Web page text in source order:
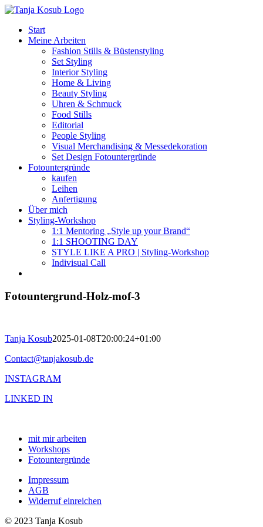
Zum
springenStart
Meine Arbeiten
Fashion Stills & Büstenstyling
Set Styling
Interior Styling
Home & Living
Beauty Styling
Uhren & Schmuck
Food Stills
Editorial
People Styling
Visual Merchandising & Messedekoration
Set Design Fotountergründe
Fotountergründe
kaufen
Leihen
Anfertigung
Über mich
Styling-Workshop
1:1 Mentoring „Style up your Brand“
1:1 SHOOTING DAY
STYLE LIKE A PRO | Styling-Workshop
Indivisual Call
Fotountergrund-Holz-mof-3
Tanja Kosub2025-01-08T20:00:24+01:00
Contact@tanjakosub.de
INSTAGRAM
LINKED IN
mit mir arbeiten
Workshops
Fotountergründe
Impressum
AGB
Widerruf einreichen
© 2023 Tanja Kosub